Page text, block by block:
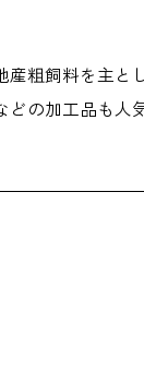
粗飼料を主と
の加工品も人気